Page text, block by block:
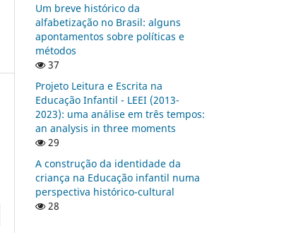
Um breve histórico da
alfabetização no Brasil: alguns
apontamentos sobre políticas e
métodos
37
Projeto Leitura e Escrita na
Educação Infantil - LEEI (2013-
2023): uma análise em três tempos:
an analysis in three moments
29
A construção da identidade da
criança na Educação infantil numa
perspectiva histórico-cultural
28